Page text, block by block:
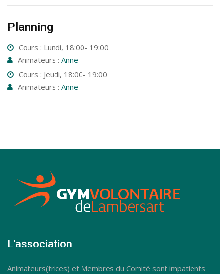
Planning
Cours : Lundi, 18:00- 19:00
Animateurs : Anne
Cours : Jeudi, 18:00- 19:00
Animateurs : Anne
L'association
Animateurs(trices) et Membres du Comité sont impatients